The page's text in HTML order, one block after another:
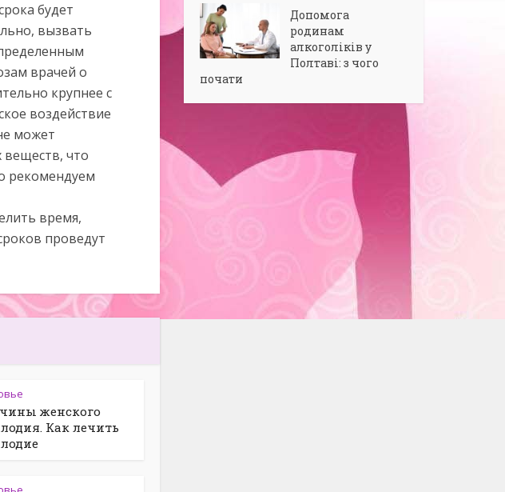
будет
вызвать
врачей о
крупнее с
воздействие
может
веществ, что
рекомендуем
время,
проведут
женского
Как лечить
Допомога
родинам
алкоголіків у
Полтаві: з чого
почати